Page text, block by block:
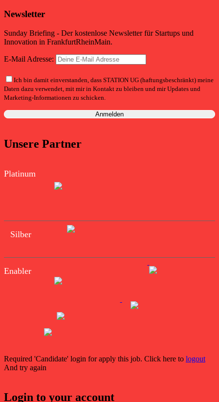
Newsletter
Sunday Briefing - Der kostenlose Newsletter für Startups und
Innovation in FrankfurtRheinMain.
E-Mail Adresse:
Ich bin damit einverstanden, dass STATION UG (haftungsbeschränkt) meine
Daten dazu verwendet, mit mir in Kontakt zu bleiben und mir Updates und
Marketing-Informationen zu schicken.
Unsere Partner
Platinum
Silber
Enabler
Required 'Candidate' login for apply this job. Click here to logout
And try again
Login to your account